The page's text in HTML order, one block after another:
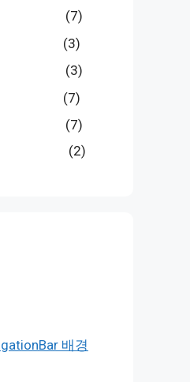
(7)
(3)
(3)
(7)
(7)
(2)
배경